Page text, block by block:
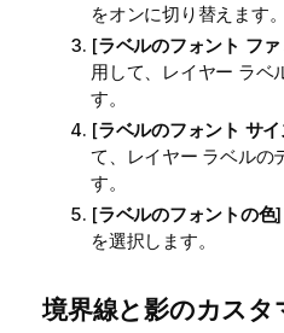
をオンに切り替えます。
[ラベルのフォント フ
用して、レイヤー ラベ
す。
[ラベルのフォント サ
て、レイヤー ラベルの
す。
[ラベルのフォントの色
を選択します。
境界線と影のカスタ